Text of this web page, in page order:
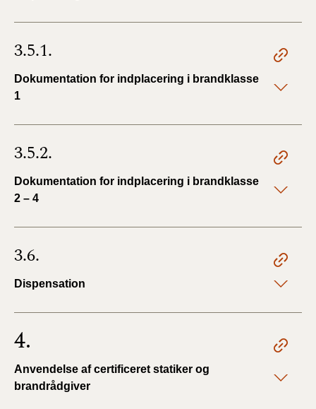
3.5.1.
Dokumentation for indplacering i brandklasse
1
3.5.2.
Dokumentation for indplacering i brandklasse
2 – 4
3.6.
Dispensation
4.
Anvendelse af certificeret statiker og
brandrådgiver